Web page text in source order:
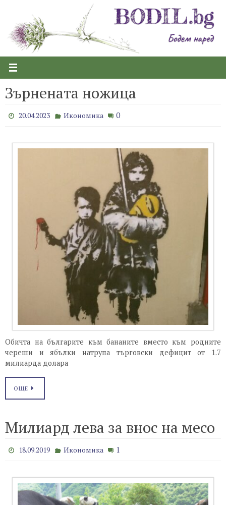
content
Зърнената ножица
20.04.2023 Икономика 0
Обичта на българите към бананите вместо към родните
череши и ябълки натрупа търговски дефицит от 1.7
милиарда долара
ОЩЕ
Милиард лева за внос на месо
18.09.2019 Икономика 1